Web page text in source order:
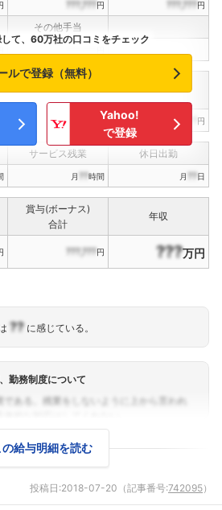
???,???円 ???,???円
その他手当
インセンティブ賞与
決算賞与
???,??? 円 ???,??? 円
サービス残業 休日出勤
月 ??時間 月 ??日
賞与(ボーナス)
合計
年収
???,???円 ???万円
して、60万社の口コミをチェック
ルで登録（無料）
Yahoo!
で登録
??に感じている。
勤務制度について
の給与明細を読む
投稿日:2018-07-20 （記事番号:742095）